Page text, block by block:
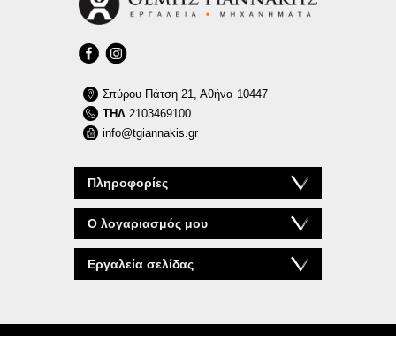
Πληροφορίες
Ο λογαριασμός μου
Εργαλεία σελίδας
Σπύρου Πάτση 21, Αθήνα 10447
ΤΗΛ2103469100
info@tgiannakis.gr